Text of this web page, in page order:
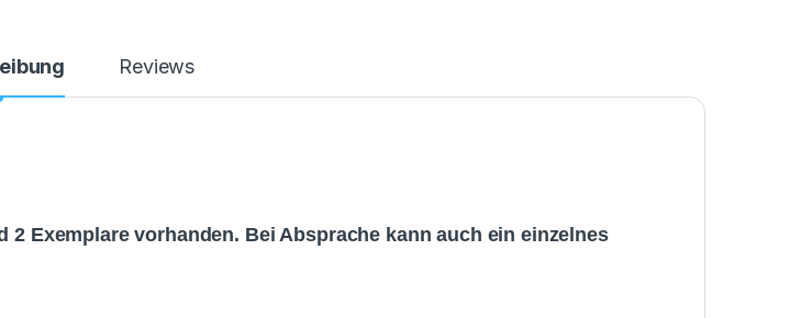
Reviews
Exemplare vorhanden. Bei Absprache kann auch ein einzelnes